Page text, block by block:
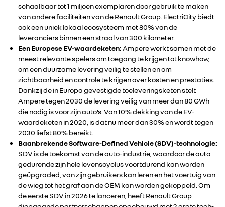
schaalbaar tot 1 miljoen exemplaren door gebruik te maken
van andere faciliteiten van de Renault Group. ElectriCity biedt
ook een uniek lokaal ecosysteem met 80% van de
leveranciers binnen een straal van 300 kilometer.
Een Europese EV-waardeketen: Ampere werkt samen met de
meest relevante spelers om toegang te krijgen tot knowhow,
om een duurzame levering veilig te stellen en om
zichtbaarheid en controle te krijgen over kosten en prestaties.
Dankzij de in Europa gevestigde toeleveringsketen stelt
Ampere tegen 2030 de levering veilig van meer dan 80 GWh
die nodig is voor zijn auto’s. Van 10% dekking van de EV-
waardeketen in 2020, is dat nu meer dan 30% en wordt tegen
2030 liefst 80% bereikt.
Baanbrekende Software-Defined Vehicle (SDV)-technologie:
SDV is de toekomst van de auto-industrie, waardoor de auto
gedurende zijn hele levenscyclus voortdurend kan worden
geüpgraded, van zijn gebruikers kan leren en het voertuig van
de wieg tot het graf aan de OEM kan worden gekoppeld. Om
de eerste SDV in 2026 te lanceren, heeft Renault Group